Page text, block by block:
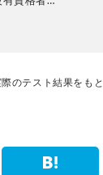
のテスト結果をも